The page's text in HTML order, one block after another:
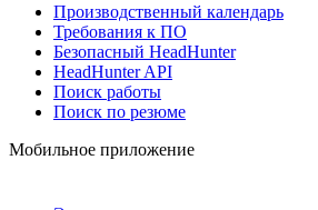
Производственный календарь
Требования к ПО
Безопасный HeadHunter
HeadHunter API
Поиск работы
Поиск по резюме
Мобильное приложение